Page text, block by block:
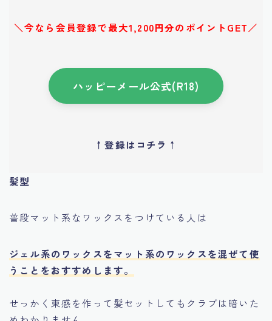
＼今なら会員登録で最大1,200円分のポイントGET／
ハッピーメール公式(R18)
↑登録はコチラ↑
髪型
普段マット系なワックスをつけている人は
ジェル系のワックスをマット系のワックスを混ぜて使
うことをおすすめします。
せっかく束感を作って髪セットしてもクラブは暗いた